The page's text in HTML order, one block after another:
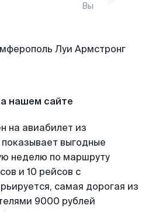
Вы
нашем сайте
на авиабилет из
выгодные
неделю по маршруту
и 10 рейсов с
самая дорогая из
9000 рублей